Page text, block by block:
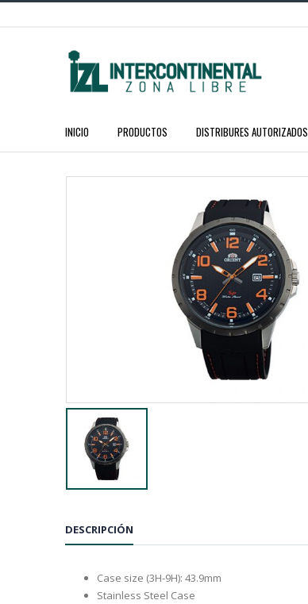
INICIO PRODUCTOS DISTRIBURES AUTORIZADOS
DESCRIPCIÓN
Case size (3H-9H): 43.9mm
Stainless Steel Case